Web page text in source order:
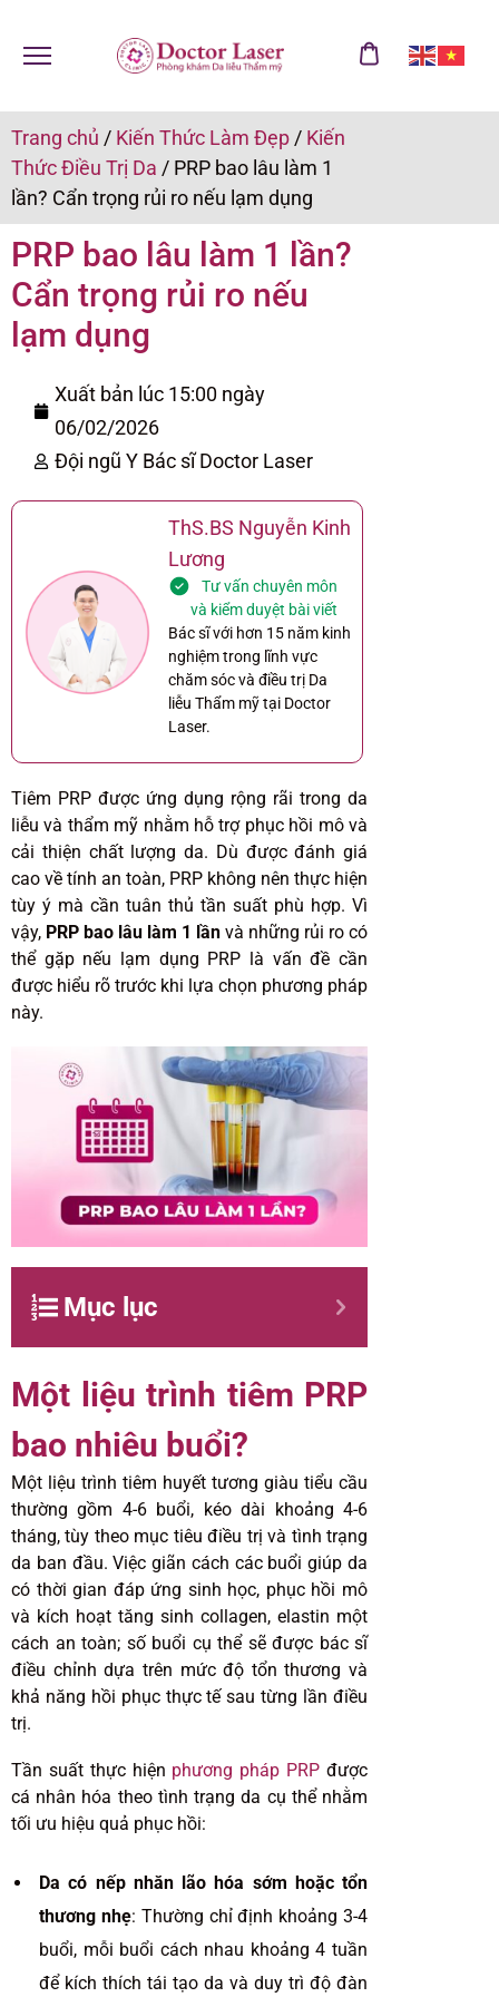
Trang chủ / Kiến Thức Làm Đẹp / Kiến
Thức Điều Trị Da / PRP bao lâu làm 1
lần? Cẩn trọng rủi ro nếu lạm dụng
PRP bao lâu làm 1 lần?
Cẩn trọng rủi ro nếu
lạm dụng
Xuất bản lúc 15:00 ngày
06/02/2026
Đội ngũ Y Bác sĩ Doctor Laser
ThS.BS Nguyễn Kinh
Lương
Tư vấn chuyên môn
và kiểm duyệt bài viết
Bác sĩ với hơn 15 năm kinh
nghiệm trong lĩnh vực
chăm sóc và điều trị Da
liễu Thẩm mỹ tại Doctor
Laser.
Tiêm PRP được ứng dụng rộng rãi trong da
liễu và thẩm mỹ nhằm hỗ trợ phục hồi mô và
cải thiện chất lượng da. Dù được đánh giá
cao về tính an toàn, PRP không nên thực hiện
tùy ý mà cần tuân thủ tần suất phù hợp. Vì
vậy, PRP bao lâu làm 1 lần và những rủi ro có
thể gặp nếu lạm dụng PRP là vấn đề cần
được hiểu rõ trước khi lựa chọn phương pháp
này.
Mục lục
Một liệu trình tiêm PRP
bao nhiêu buổi?
Một liệu trình tiêm huyết tương giàu tiểu cầu
thường gồm 4-6 buổi, kéo dài khoảng 4-6
tháng, tùy theo mục tiêu điều trị và tình trạng
da ban đầu. Việc giãn cách các buổi giúp da
có thời gian đáp ứng sinh học, phục hồi mô
và kích hoạt tăng sinh collagen, elastin một
cách an toàn; số buổi cụ thể sẽ được bác sĩ
điều chỉnh dựa trên mức độ tổn thương và
khả năng hồi phục thực tế sau từng lần điều
trị.
Tần suất thực hiện phương pháp PRP được
cá nhân hóa theo tình trạng da cụ thể nhằm
tối ưu hiệu quả phục hồi:
Da có nếp nhăn lão hóa sớm hoặc tổn
thương nhẹ: Thường chỉ định khoảng 3-4
buổi, mỗi buổi cách nhau khoảng 4 tuần
để kích thích tái tạo da và duy trì độ đàn